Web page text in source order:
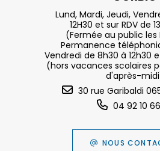
Lund, Mardi, Jeudi,
12H30 et sur RDV de
(Fermée au public les
Permanence
Vendredi de 8h30 à 12h30
(hors vacances scolaires
d'après-
30 rue Garibaldi
04 92 10
NOUS